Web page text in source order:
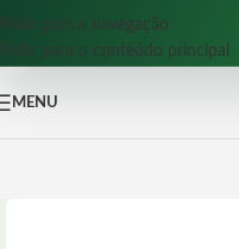
Pular para a navegação
Pular para o conteúdo principal
MENU